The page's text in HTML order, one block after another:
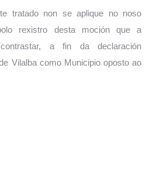
tratado non se aplique no noso
rexistro desta moción que a
a fin da declaración
Vilalba como Municipio oposto ao